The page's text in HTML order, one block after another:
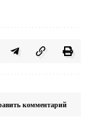
комментарий